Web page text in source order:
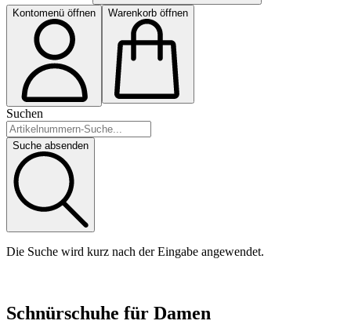
Kontomenü öffnen Warenkorb öffnen
Suchen
Suche absenden
Die Suche wird kurz nach der Eingabe angewendet.
Schnürschuhe für Damen